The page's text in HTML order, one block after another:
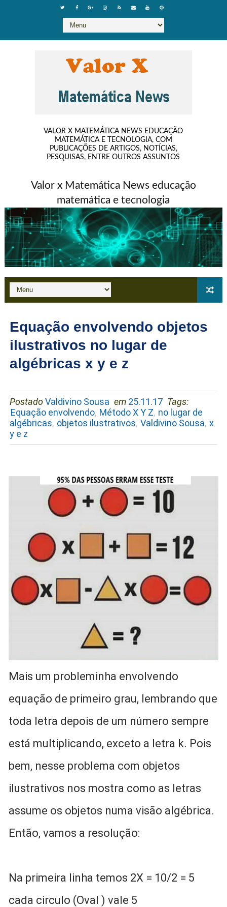
VALOR X MATEMÁTICA NEWS EDUCAÇÃO
MATEMÁTICA E TECNOLOGIA, COM
PUBLICAÇÕES DE ARTIGOS, NOTÍCIAS,
PESQUISAS, ENTRE OUTROS ASSUNTOS
Valor x Matemática News educação
matemática e tecnologia
Equação envolvendo objetos
ilustrativos no lugar de
algébricas x y e z
PostadoValdivino Sousa em 25.11.17 Tags:
Equação envolvendo, Método X Y Z, no lugar de
algébricas, objetos ilustrativos, Valdivino Sousa, x
y e z
Mais um probleminha envolvendo
equação de primeiro grau, lembrando que
toda letra depois de um número sempre
está multiplicando, exceto a letra k. Pois
bem, nesse problema com objetos
ilustrativos nos mostra como as letras
assume os objetos numa visão algébrica.
Então, vamos a resolução:
Na primeira linha temos 2X = 10/2 = 5
cada circulo (Oval ) vale 5